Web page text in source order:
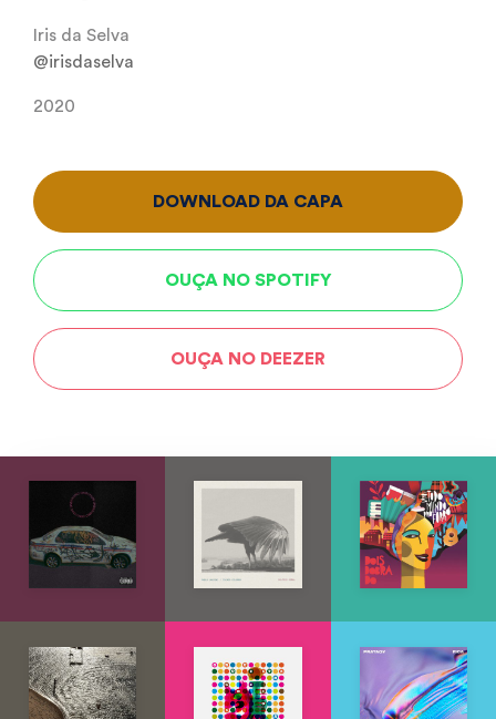
Iris da Selva
@irisdaselva
2020
DOWNLOAD DA CAPA
OUÇA NO SPOTIFY
OUÇA NO DEEZER